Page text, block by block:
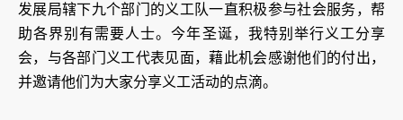
发展局辖下九个部门的义工队一直积极参与社会服务，帮
助各界别有需要人士。今年圣诞，我特别举行义工分享
会，与各部门义工代表见面，藉此机会感谢他们的付出，
并邀请他们为大家分享义工活动的点滴。